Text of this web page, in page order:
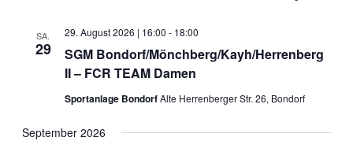
SA.
29
SGM Bondorf/Mönchberg/Kayh/Herrenberg
II – FCR TEAM Damen
29. August 2026 | 16:00 - 18:00
Sportanlage BondorfAlte Herrenberger Str. 26, Bondorf
September 2026